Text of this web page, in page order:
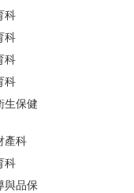
科
科
科
科
生保健
產科
科
與品保